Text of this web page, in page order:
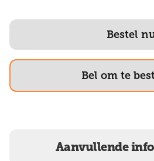
Bestel
Bel om te
Aanvullende